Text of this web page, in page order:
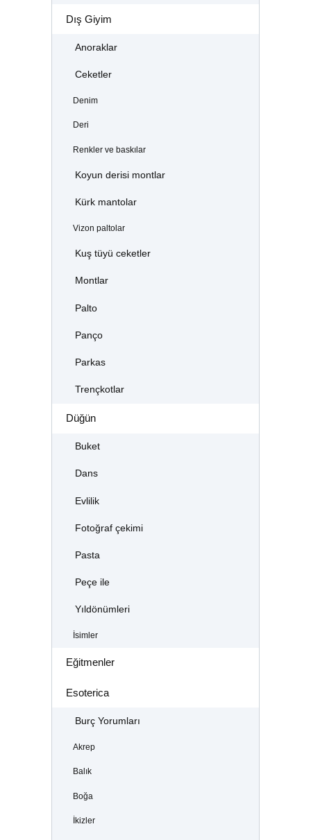
Dış Giyim
Anoraklar
Ceketler
Denim
Deri
Renkler ve baskılar
Koyun derisi montlar
Kürk mantolar
Vizon paltolar
Kuş tüyü ceketler
Montlar
Palto
Panço
Parkas
Trençkotlar
Düğün
Buket
Dans
Evlilik
Fotoğraf çekimi
Pasta
Peçe ile
Yıldönümleri
İsimler
Eğitmenler
Esoterica
Burç Yorumları
Akrep
Balık
Boğa
İkizler